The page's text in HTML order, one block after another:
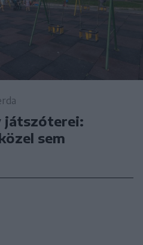
játszóterei:
sem